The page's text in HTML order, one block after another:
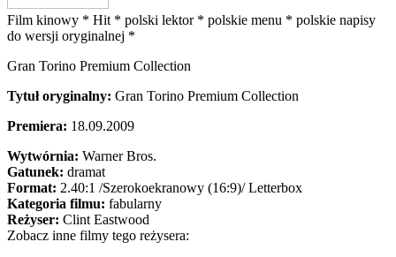
Film kinowy * Hit * polski lektor * polskie menu * polskie napisy
do wersji oryginalnej *
Gran Torino Premium Collection
Tytuł oryginalny: Gran Torino Premium Collection
Premiera: 18.09.2009
Wytwórnia: Warner Bros.
Gatunek: dramat
Format: 2.40:1 /Szerokoekranowy (16:9)/Letterbox
Kategoria filmu: fabularny
Reżyser: Clint Eastwood
Zobacz inne filmy tego reżysera: